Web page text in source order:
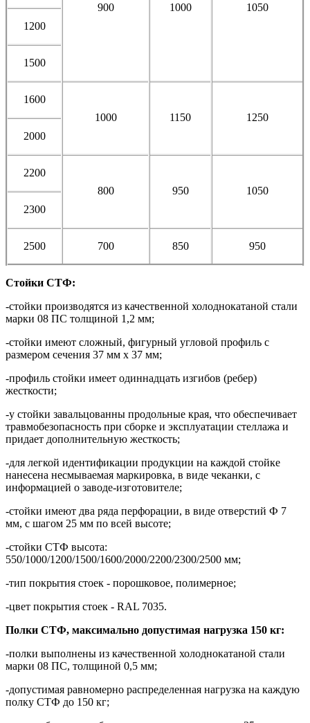
900 1000 1050
1200
1500
1600
1000
1150
1250
2000
2200
800
950
1050
2300
2500 700 850 950
Стойки СТФ:
-стойки производятся из качественной холоднокатаной стали
марки 08 ПС толщиной 1,2 мм;
-стойки имеют сложный, фигурный угловой профиль с
размером сечения 37 мм х 37 мм;
-профиль стойки имеет одиннадцать изгибов (ребер)
жесткости;
-у стойки завальцованны продольные края, что обеспечивает
травмобезопасность при сборке и эксплуатации стеллажа и
придает дополнительную жесткость;
-для легкой идентификации продукции на каждой стойке
нанесена несмываемая маркировка, в виде чеканки, с
информацией о заводе-изготовителе;
-стойки имеют два ряда перфорации, в виде отверстий Ф 7
мм, с шагом 25 мм по всей высоте;
-стойки СТФ высота:
550/1000/1200/1500/1600/2000/2200/2300/2500 мм;
-тип покрытия стоек - порошковое, полимерное;
-цвет покрытия стоек - RAL 7035.
Полки СТФ, максимально допустимая нагрузка 150 кг:
-полки выполнены из качественной холоднокатаной стали
марки 08 ПС, толщиной 0,5 мм;
-допустимая равномерно распределенная нагрузка на каждую
полку СТФ до 150 кг;